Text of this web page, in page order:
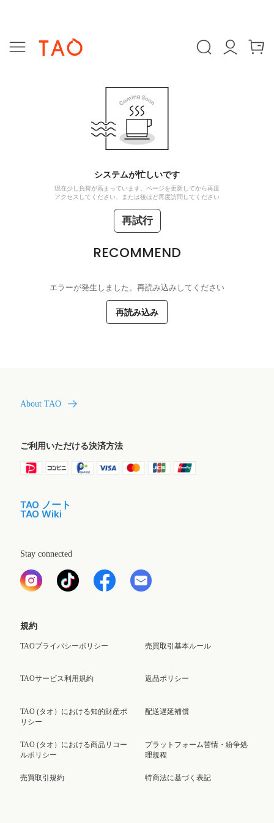
システムが忙しいです
現在少し負荷が高まっています。ページを更新してから再度
アクセスしてください、または後ほど再度訪問してください
再試行
RECOMMEND
エラーが発生しました。再読み込みしてください
再読み込み
About TAO
ご利用いただける決済方法
TAO ノート
TAO Wiki
Stay connected
規約
TAOプライバシーポリシー
TAOサービス利用規約
TAO (タオ）における知的財産ポ
リシー
TAO (タオ）における商品リコー
ルポリシー
売買取引規約
売買取引基本ルール
返品ポリシー
配送遅延補償
プラットフォーム苦情・紛争処
理規程
特商法に基づく表記